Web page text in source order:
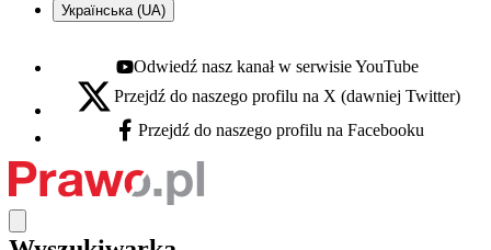
Українська (UA)
Youtube - otwiera się w nowej karcie
Odwiedź nasz kanał w serwisie YouTube
X - otwiera się w nowej karcie
Przejdź do naszego profilu na X (dawniej Twitter)
Facebook - otwiera się w nowej karcie
Przejdź do naszego profilu na Facebooku